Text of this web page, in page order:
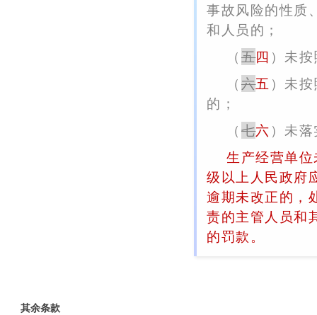
事故风险的性质
和人员的；
（ 五四 ）未
（ 六五 ）未
的；
（ 七六 ）未
生产经营单
级以上人民政府
逾期未改正的，
责的主管人员和
的罚款。
其余条款